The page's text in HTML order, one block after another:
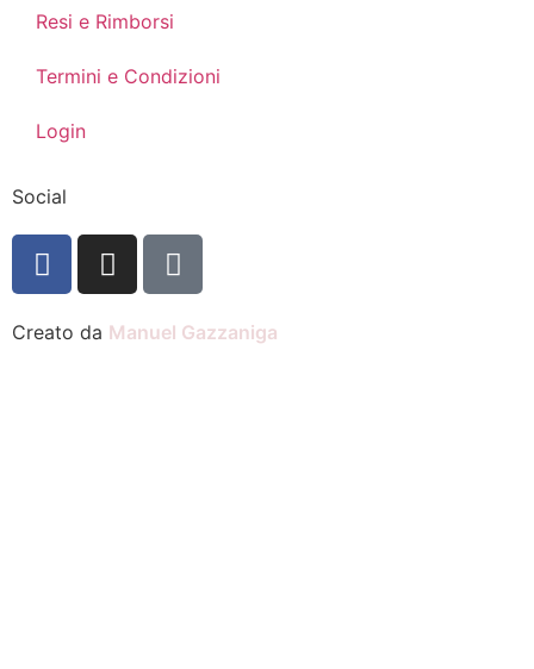
Resi e Rimborsi
Termini e Condizioni
Login
Social
Creato da Manuel Gazzaniga